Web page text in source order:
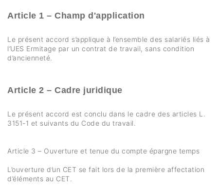
Article 1 – Champ d'application
Le présent accord s’applique à l’ensemble des salariés liés à
l’UES Ermitage par un contrat de travail, sans condition
d’ancienneté.
Article 2 – Cadre juridique
Le présent accord est conclu dans le cadre des articles L.
3151-1 et suivants du Code du travail.
Article 3 – Ouverture et tenue du compte épargne temps
L’ouverture d’un CET se fait lors de la première affectation
d’éléments au CET.